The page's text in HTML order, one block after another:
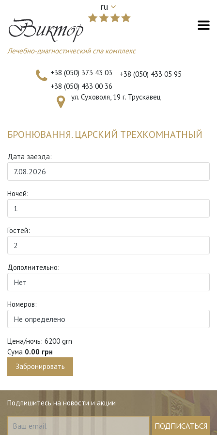
ru
Лечебно-диагностический спа комплекс
+38 (050) 373 43 03
+38 (050) 433 00 36
+38 (050) 433 05 95
ул. Суховоля, 19 г. Трускавец
БРОНЮВАННЯ. ЦАРСКИЙ ТРЕХКОМНАТНЫЙ
Дата заезда:
Ночей:
Гостей:
Дополнительно:
Номеров:
Цена/ночь: 6200 grn
Сума 0.00 грн
Подпишитесь на новости и акции